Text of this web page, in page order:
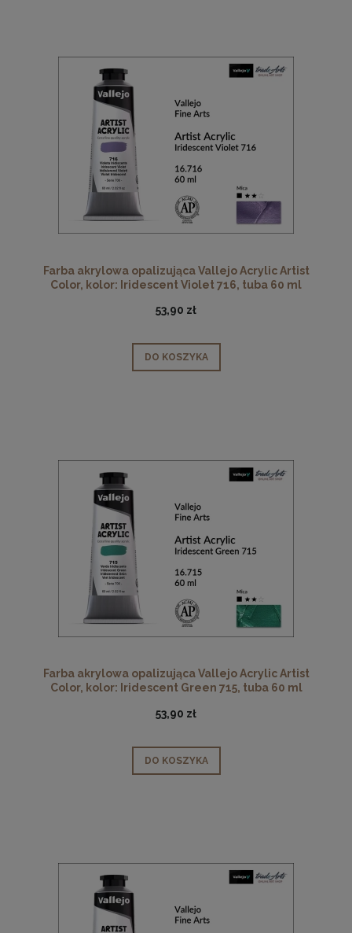
Farba akrylowa opalizująca Vallejo Acrylic Artist
Color, kolor: Iridescent Violet 716, tuba 60 ml
53,90 zł
DO KOSZYKA
Farba akrylowa opalizująca Vallejo Acrylic Artist
Color, kolor: Iridescent Green 715, tuba 60 ml
53,90 zł
DO KOSZYKA